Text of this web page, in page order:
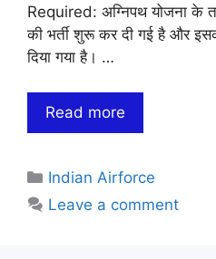
Required: अग्निपथ योजना के
की भर्ती शुरू कर दी गई है और
दिया गया है। …
Read more
Categories
Indian Airforce
Leave a comment